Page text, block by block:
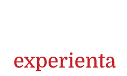
experienta